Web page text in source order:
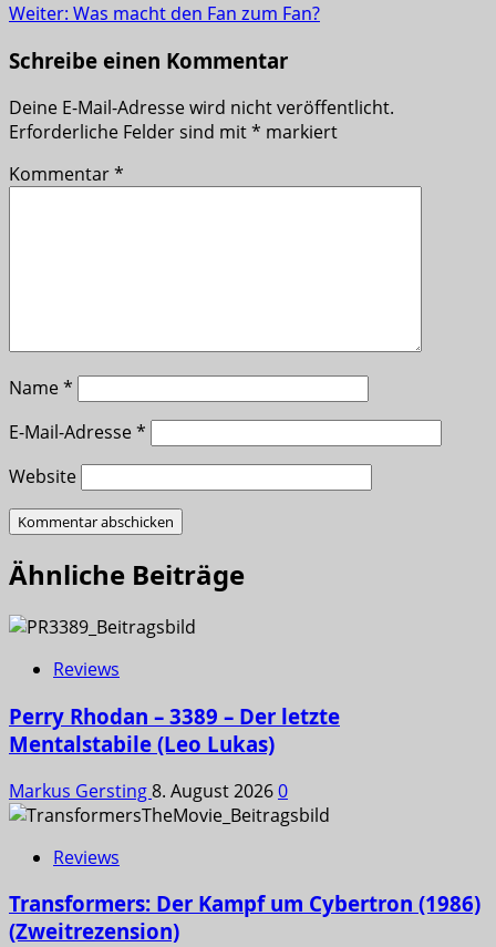
Weiter: Was macht den Fan zum Fan?
Schreibe einen Kommentar
Deine E-Mail-Adresse wird nicht veröffentlicht.
Erforderliche Felder sind mit* markiert
Kommentar*
Name*
E-Mail-Adresse*
Website
Ähnliche Beiträge
Reviews
Perry Rhodan – 3389 – Der letzte
Mentalstabile (Leo Lukas)
Markus Gersting8. August 20260
Reviews
Transformers: Der Kampf um Cybertron (1986)
(Zweitrezension)